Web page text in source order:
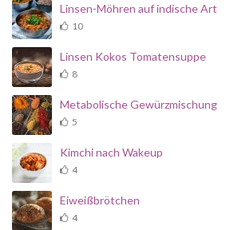
Linsen-Möhren auf indische Art
10
Linsen Kokos Tomatensuppe
8
Metabolische Gewürzmischung
5
Kimchi nach Wakeup
4
Eiweißbrötchen
4